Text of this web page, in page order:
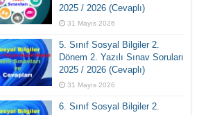
2025 / 2026 (Cevaplı)
31 Mayıs 2026
5. Sınıf Sosyal Bilgiler 2.
Dönem 2. Yazılı Sınav Soruları
2025 / 2026 (Cevaplı)
31 Mayıs 2026
6. Sınıf Sosyal Bilgiler 2.